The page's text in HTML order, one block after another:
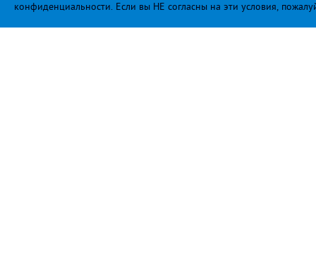
конфиденциальности. Если вы НЕ согласны на эти условия,